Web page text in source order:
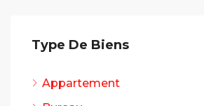
Type De Biens
Appartement